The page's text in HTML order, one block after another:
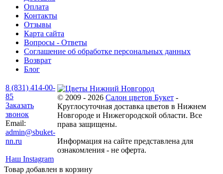
Оплата
Контакты
Отзывы
Карта сайта
Вопросы - Ответы
Соглашение об обработке персональных данных
Возврат
Блог
8 (831) 414-00-
85
Заказать
звонок
Email:
admin@sbuket-
nn.ru
Наш Instagram
© 2009 - 2026 Салон цветов Букет -
Круглосуточная доставка цветов в Нижнем
Новгороде и Нижегородской области. Все
права защищены.
Информация на сайте представлена для
ознакомления - не оферта.
Товар добавлен в корзину